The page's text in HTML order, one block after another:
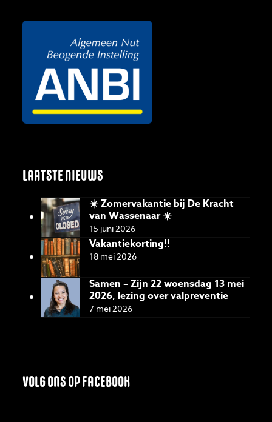
LAATSTE NIEUWS
☀️ Zomervakantie bij De Kracht
van Wassenaar ☀️
15 juni 2026
Vakantiekorting!!
18 mei 2026
Samen – Zijn 22 woensdag 13 mei
2026, lezing over valpreventie
7 mei 2026
VOLG ONS OP FACEBOOK